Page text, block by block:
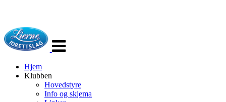
navigasjon
Hjem
Klubben
Hovedstyre
Info og skjema